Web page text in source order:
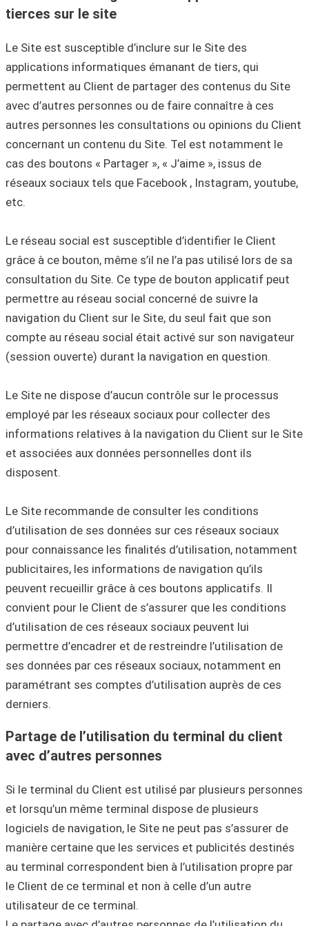
tierces sur le site
Le Site est susceptible d’inclure sur le Site des
applications informatiques émanant de tiers, qui
permettent au Client de partager des contenus du Site
avec d’autres personnes ou de faire connaître à ces
autres personnes les consultations ou opinions du Client
concernant un contenu du Site. Tel est notamment le
cas des boutons « Partager », « J’aime », issus de
réseaux sociaux tels que Facebook , Instagram, youtube,
etc.
Le réseau social est susceptible d’identifier le Client
grâce à ce bouton, même s’il ne l’a pas utilisé lors de sa
consultation du Site. Ce type de bouton applicatif peut
permettre au réseau social concerné de suivre la
navigation du Client sur le Site, du seul fait que son
compte au réseau social était activé sur son navigateur
(session ouverte) durant la navigation en question.
Le Site ne dispose d’aucun contrôle sur le processus
employé par les réseaux sociaux pour collecter des
informations relatives à la navigation du Client sur le Site
et associées aux données personnelles dont ils
disposent.
Le Site recommande de consulter les conditions
d’utilisation de ses données sur ces réseaux sociaux
pour connaissance les finalités d’utilisation, notamment
publicitaires, les informations de navigation qu’ils
peuvent recueillir grâce à ces boutons applicatifs. Il
convient pour le Client de s’assurer que les conditions
d’utilisation de ces réseaux sociaux peuvent lui
permettre d’encadrer et de restreindre l’utilisation de
ses données par ces réseaux sociaux, notamment en
paramétrant ses comptes d’utilisation auprès de ces
derniers.
Partage de l’utilisation du terminal du client
avec d’autres personnes
Si le terminal du Client est utilisé par plusieurs personnes
et lorsqu’un même terminal dispose de plusieurs
logiciels de navigation, le Site ne peut pas s’assurer de
manière certaine que les services et publicités destinés
au terminal correspondent bien à l’utilisation propre par
le Client de ce terminal et non à celle d’un autre
utilisateur de ce terminal.